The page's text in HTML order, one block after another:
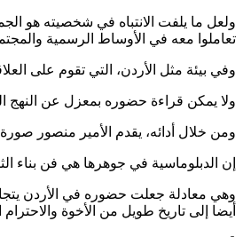
ولعل ما يلفت الانتباه في شخصيته هو
تعاملوا معه في الأوساط الرسمية
وفي بيئة مثل الأردن، التي تقوم على
ولا يمكن قراءة حضوره بمعزل عن النهج
ومن خلال أدائه، يقدم الأمير منصور
إن الدبلوماسية في جوهرها هي فن بناء
وهي معادلة جعلت حضوره في الأردن
أيضا إلى تاريخ طويل من الأخوة